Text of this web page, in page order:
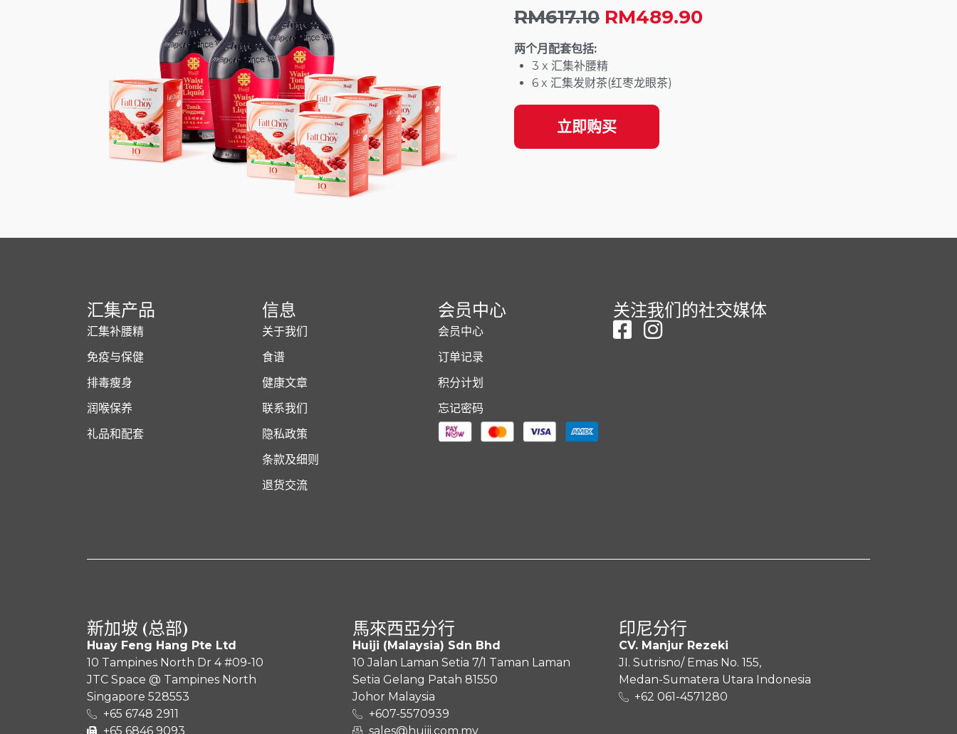
RM617.10 RM489.90
两个月配套包括:
3 x 汇集补腰精
6 x 汇集发财茶(红枣龙眼茶)
立即购买
汇集产品
汇集补腰精
免疫与保健
排毒瘦身
润喉保养
礼品和配套
信息
关于我们
食谱
健康文章
联系我们
隐私政策
条款及细则
退货交流
会员中心
会员中心
订单记录
积分计划
忘记密码
关注我们的社交媒体
新加坡 (总部)
Huay Feng Hang Pte Ltd
10 Tampines North Dr 4 #09-10
JTC Space @ Tampines North
Singapore 528553
+65 6748 2911
+65 6846 9093
馬來西亞分行
Huiji (Malaysia) Sdn Bhd
10 Jalan Laman Setia 7/1 Taman Laman
Setia Gelang Patah 81550
Johor Malaysia
+607-5570939
sales@huiji.com.my
印尼分行
CV. Manjur Rezeki
JI. Sutrisno/ Emas No. 155,
Medan-Sumatera Utara Indonesia
+62 061-4571280